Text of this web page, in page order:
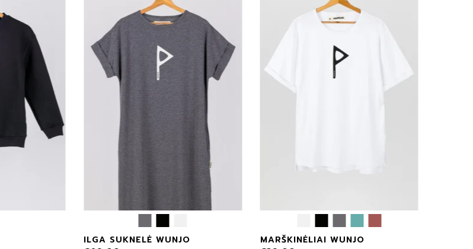
ILGA SUKNELĖ WUNJO
MARŠKINĖLIAI WUNJO